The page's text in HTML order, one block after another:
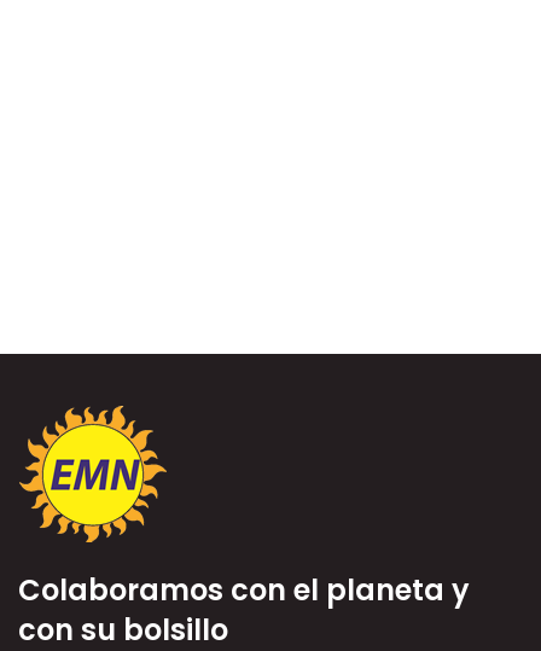
Colaboramos con el planeta y
con su bolsillo